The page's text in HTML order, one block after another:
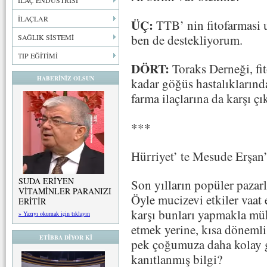
İLAÇLAR
SAĞLIK SİSTEMİ
TIP EĞİTİMİ
HABERİNİZ OLSUN
SUDA ERİYEN
VİTAMİNLER PARANIZI
ERİTİR
» Yazıyı okumak için tıklayın
ETİBBA DİYOR Kİ
ÜÇ: TTB’ nin fitofarmasi
ben de destekliyorum.
DÖRT: Toraks Derneği,
kadar göğüs
farma ilaçlarına da karşı
***
Hürriyet’ te Mesude
Son yılların popüler
Öyle mucizevi etkiler
karşı bunları yapmakla
etmek yerine, kısa
pek çoğumuza daha kolay
kanıtlanmış bilgi?